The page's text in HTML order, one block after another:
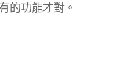
的功能才對。